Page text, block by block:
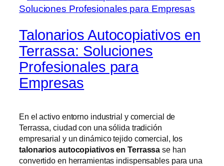
Talonarios Autocopiativos en
Terrassa: Soluciones
Profesionales para
Empresas
En el activo entorno industrial y comercial de
Terrassa, ciudad con una sólida tradición
empresarial y un dinámico tejido comercial, los
talonarios autocopiativos en Terrassa se han
convertido en herramientas indispensables para una